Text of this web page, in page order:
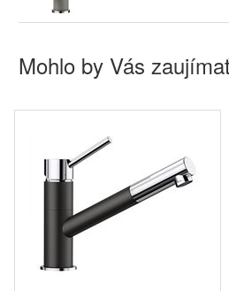
Mohlo by Vás